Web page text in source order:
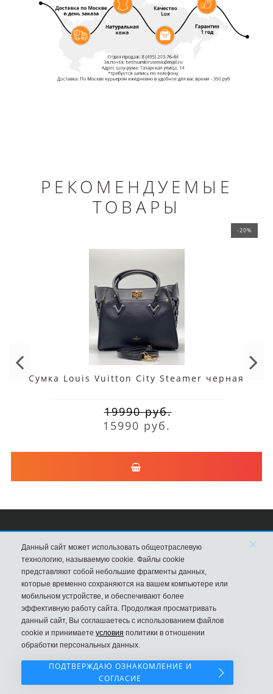
РЕКОМЕНДУЕМЫЕ
ТОВАРЫ
-20%
Сумка Louis Vuitton City Steamer черная
19990 руб.
15990 руб.
Сумки Louis Vuitton
8 (495) 203-76-44
Магазин в Москве
Данный сайт может использовать общеотраслевую
технологию, называемую cookie. Файлы cookie
представляют собой небольшие фрагменты данных,
которые временно сохраняются на вашем компьютере или
мобильном устройстве, и обеспечивают более
эффективную работу сайта. Продолжая просматривать
данный сайт, Вы соглашаетесь с использованием файлов
cookie и принимаете условия политики в отношении
обработки персональных данных.
×
ПОДТВЕРЖДАЮ ОЗНАКОМЛЕНИЕ И
СОГЛАСИЕ